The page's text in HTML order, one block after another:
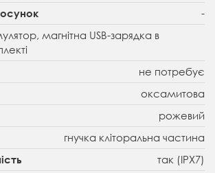
-
магнітна USB-зарядка в
не потребує
оксамитова
рожевий
гнучка кліторальна частина
так (IPX7)